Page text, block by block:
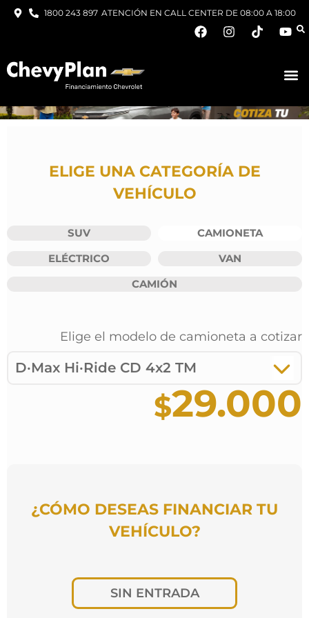
1800 243 897 ATENCIÓN EN CALL CENTER DE 08:00 A 18:00
ELIGE UNA CATEGORÍA DE
VEHÍCULO
SUV
CAMIONETA
ELÉCTRICO
VAN
CAMIÓN
Elige el modelo de camioneta a cotizar
D·Max Hi·Ride CD 4x2 TM
29.000
¿CÓMO DESEAS FINANCIAR TU
VEHÍCULO?
SIN ENTRADA